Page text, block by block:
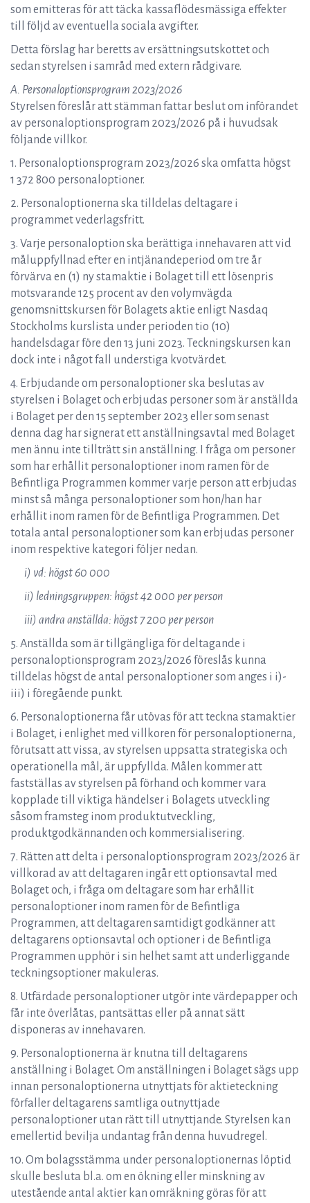
som emitteras för att täcka kassaflödesmässiga effekter
till följd av eventuella sociala avgifter.
Detta förslag har beretts av ersättningsutskottet och
sedan styrelsen i samråd med extern rådgivare.
A. Personaloptionsprogram 2023/2026
Styrelsen föreslår att stämman fattar beslut om införandet
av personaloptionsprogram 2023/2026 på i huvudsak
följande villkor.
1. Personaloptionsprogram 2023/2026 ska omfatta högst
1 372 800 personaloptioner.
2. Personaloptionerna ska tilldelas deltagare i
programmet vederlagsfritt.
3. Varje personaloption ska berättiga innehavaren att vid
måluppfyllnad efter en intjänandeperiod om tre år
förvärva en (1) ny stamaktie i Bolaget till ett lösenpris
motsvarande 125 procent av den volymvägda
genomsnittskursen för Bolagets aktie enligt Nasdaq
Stockholms kurslista under perioden tio (10)
handelsdagar före den 13 juni 2023. Teckningskursen kan
dock inte i något fall understiga kvotvärdet.
4. Erbjudande om personaloptioner ska beslutas av
styrelsen i Bolaget och erbjudas personer som är anställda
i Bolaget per den 15 september 2023 eller som senast
denna dag har signerat ett anställningsavtal med Bolaget
men ännu inte tillträtt sin anställning. I fråga om personer
som har erhållit personaloptioner inom ramen för de
Befintliga Programmen kommer varje person att erbjudas
minst så många personaloptioner som hon/han har
erhållit inom ramen för de Befintliga Programmen. Det
totala antal personaloptioner som kan erbjudas personer
inom respektive kategori följer nedan.
i) vd: högst 60 000
ii) ledningsgruppen: högst 42 000 per person
iii) andra anställda: högst 7 200 per person
5. Anställda som är tillgängliga för deltagande i
personaloptionsprogram 2023/2026 föreslås kunna
tilldelas högst de antal personaloptioner som anges i i)-
iii) i föregående punkt.
6. Personaloptionerna får utövas för att teckna stamaktier
i Bolaget, i enlighet med villkoren för personaloptionerna,
förutsatt att vissa, av styrelsen uppsatta strategiska och
operationella mål, är uppfyllda. Målen kommer att
fastställas av styrelsen på förhand och kommer vara
kopplade till viktiga händelser i Bolagets utveckling
såsom framsteg inom produktutveckling,
produktgodkännanden och kommersialisering.
7. Rätten att delta i personaloptionsprogram 2023/2026 är
villkorad av att deltagaren ingår ett optionsavtal med
Bolaget och, i fråga om deltagare som har erhållit
personaloptioner inom ramen för de Befintliga
Programmen, att deltagaren samtidigt godkänner att
deltagarens optionsavtal och optioner i de Befintliga
Programmen upphör i sin helhet samt att underliggande
teckningsoptioner makuleras.
8. Utfärdade personaloptioner utgör inte värdepapper och
får inte överlåtas, pantsättas eller på annat sätt
disponeras av innehavaren.
9. Personaloptionerna är knutna till deltagarens
anställning i Bolaget. Om anställningen i Bolaget sägs upp
innan personaloptionerna utnyttjats för aktieteckning
förfaller deltagarens samtliga outnyttjade
personaloptioner utan rätt till utnyttjande. Styrelsen kan
emellertid bevilja undantag från denna huvudregel.
10. Om bolagsstämma under personaloptionernas löptid
skulle besluta bl.a. om en ökning eller minskning av
utestående antal aktier kan omräkning göras för att